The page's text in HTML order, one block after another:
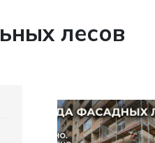
лесов